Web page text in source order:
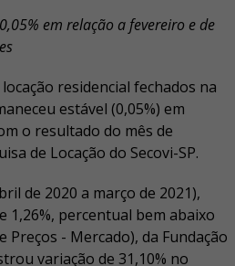
em relação a fevereiro e de
residencial fechados na
estável (0,05%) em
o resultado do mês de
de Locação do Secovi-SP.
de 2020 a março de 2021),
1,26%, percentual bem abaixo
Preços - Mercado), da Fundação
variação de 31,10% no